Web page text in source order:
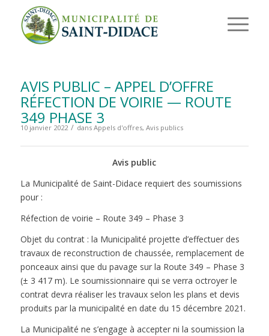
AVIS PUBLIC – APPEL D’OFFRE
RÉFECTION DE VOIRIE — ROUTE
349 PHASE 3
10 janvier 2022 / dans Appels d'offres, Avis publics
Avis public
La Municipalité de Saint-Didace requiert des soumissions
pour :
Réfection de voirie – Route 349 – Phase 3
Objet du contrat : la Municipalité projette d’effectuer des
travaux de reconstruction de chaussée, remplacement de
ponceaux ainsi que du pavage sur la Route 349 – Phase 3
(± 3 417 m). Le soumissionnaire qui se verra octroyer le
contrat devra réaliser les travaux selon les plans et devis
produits par la municipalité en date du 15 décembre 2021.
La Municipalité ne s’engage à accepter ni la soumission la